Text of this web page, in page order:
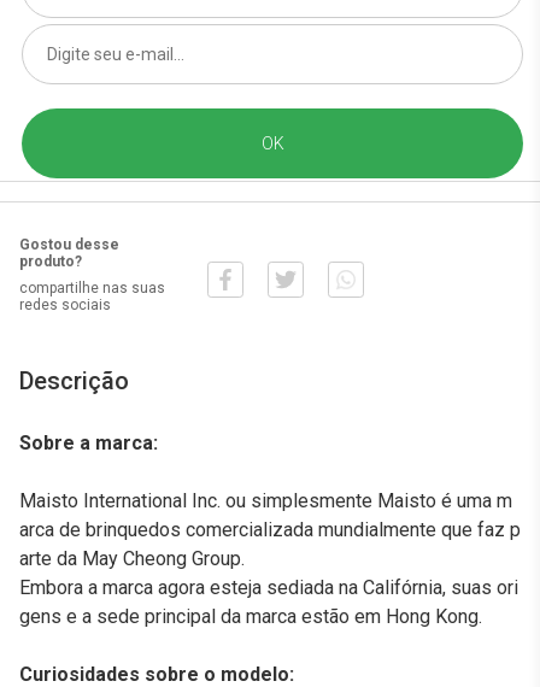
Gostou desse
produto?
compartilhe nas suas
redes sociais
Descrição
Sobre a marca:
Maisto International Inc. ou simplesmente Maisto é uma m
arca de brinquedos comercializada mundialmente que faz p
arte da May Cheong Group.
Embora a marca agora esteja sediada na Califórnia, suas ori
gens e a sede principal da marca estão em Hong Kong.
Curiosidades sobre o modelo: